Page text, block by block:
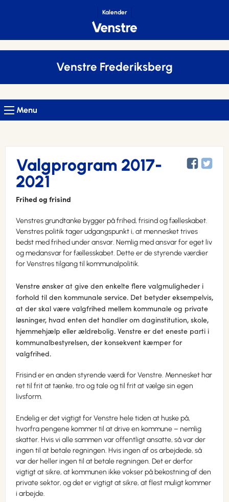
Kalender
Venstre Frederiksberg
Menu
Valgprogram 2017-
2021
Frihed og frisind
Venstres grundtanke bygger på frihed, frisind og fælleskabet.
Venstres politik tager udgangspunkt i, at mennesket trives
bedst med frihed under ansvar. Nemlig med ansvar for eget liv
og medansvar for fællesskabet. Dette er de styrende værdier
for Venstres tilgang til kommunalpolitik.
Venstre ønsker at give den enkelte flere valgmuligheder i
forhold til den kommunale service. Det betyder eksempelvis,
at der skal være valgfrihed mellem kommunale og private
løsninger, hvad enten det handler om daginstitution, skole,
hjemmehjælp eller ældrebolig. Venstre er det eneste parti i
kommunalbestyrelsen, der konsekvent kæmper for
valgfrihed.
Frisind er en anden styrende værdi for Venstre. Mennesket har
ret til frit at tænke, tro og tale og til frit at vælge sin egen
livsform.
Endelig er det vigtigt for Venstre hele tiden at huske på,
hvorfra pengene kommer til at drive en kommune – nemlig
skatter. Hvis vi alle sammen var offentligt ansatte, så var der
ingen til at betale regningen. Hvis ingen af os arbejdede, så
var der heller ingen til at betale regningen. Det er derfor
vigtigt at sikre, at kommunen ikke vokser på bekostning af den
private sektor, og det er vigtigt at sikre, at flest muligt kommer
i arbejde.